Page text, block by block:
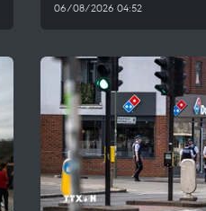
06/08/2026 04:52